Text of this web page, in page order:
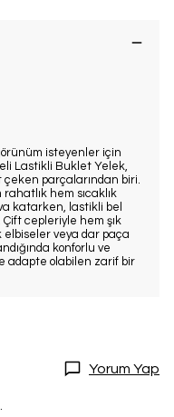
isteyenler için
Lastikli Buklet Yelek,
çeken parçalarından biri.
hem sıcaklık
katarken, lastikli bel
cepleriyle hem şık
elbiseler veya dar paça
konforlu ve
adapte olabilen zarif bir
Yorum Yap